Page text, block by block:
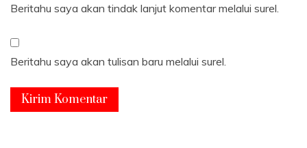
Beritahu saya akan tindak lanjut komentar melalui surel.
Beritahu saya akan tulisan baru melalui surel.